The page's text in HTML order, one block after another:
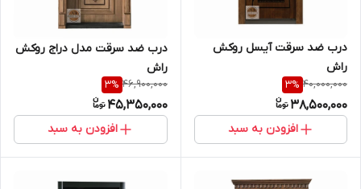
درب ضد سرقت آیسل روکش
راش
40,000,000
3%
38,500,000
افزودن به سبد
درب ضد سرقت مدل دراج روکش
راش
46,900,000
3%
45,350,000
افزودن به سبد